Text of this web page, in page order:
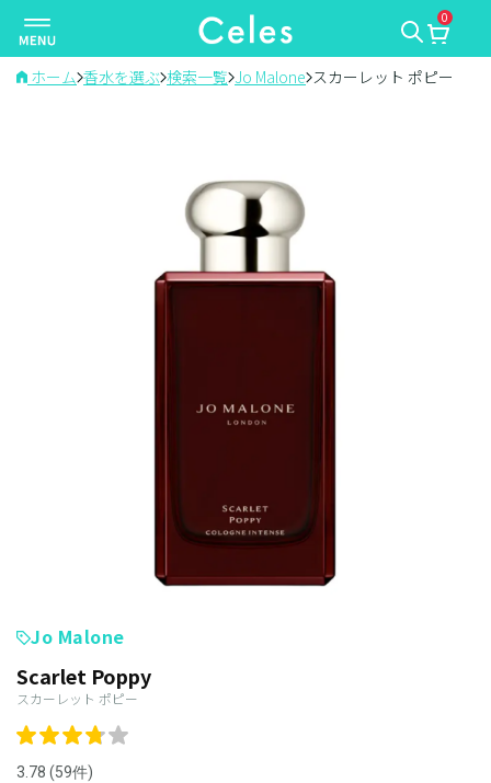
ナ
ビ
ゲ
0
ホーム 香水を選ぶ 検索一覧 Jo Malone スカーレット ポピー
Jo Malone
Scarlet Poppy
スカーレット ポピー
3.78 (59件)